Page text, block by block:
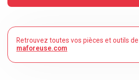
Retrouvez toutes vos pièces et outils
maforeuse.com